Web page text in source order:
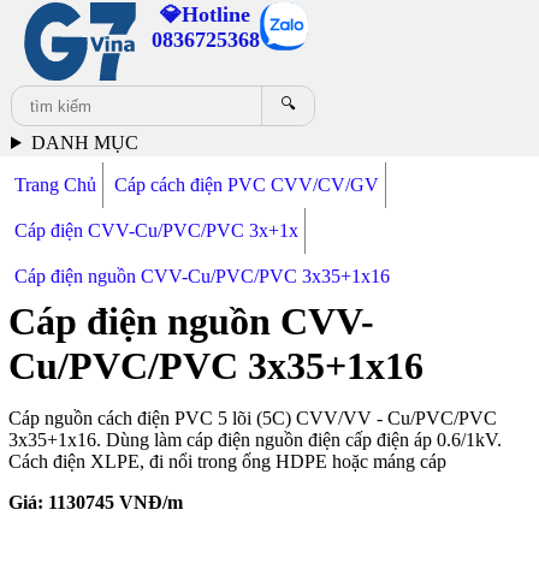
💎Hotline
0836725368
🔍
DANH MỤC
Trang Chủ Cáp cách điện PVC CVV/CV/GV
Cáp điện CVV-Cu/PVC/PVC 3x+1x
Cáp điện nguồn CVV-Cu/PVC/PVC 3x35+1x16
Cáp điện nguồn CVV-
Cu/PVC/PVC 3x35+1x16
Cáp nguồn cách điện PVC 5 lõi (5C) CVV/VV - Cu/PVC/PVC
3x35+1x16. Dùng làm cáp điện nguồn điện cấp điện áp 0.6/1kV.
Cách điện XLPE, đi nổi trong ống HDPE hoặc máng cáp
Giá: 1130745VNĐ/m